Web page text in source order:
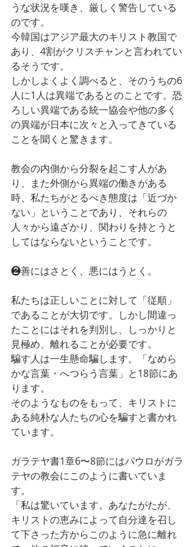
うな状況を嘆き、厳しく警告している
のです。
今韓国はアジア最大のキリスト教国で
あり、4割がクリスチャンと言われてい
るそうです。
しかしよくよく調べると、そのうちの6
人に1人は異端であるとのことです。恐
ろしい異端である統一協会や他の多く
の異端が日本に次々と入ってきている
ことを聞くと驚きます。
教会の内側から分裂を起こす人があ
り、また外側から異端の働きがある
時、私たちがとるべき態度は「近づか
ない」ということであり、それらの
人々から遠ざかり、関わりを持とうと
してはならないということです。
❷善にはさとく、悪にはうとく。
私たちは正しいことに対して「従順」
であることが大切です。しかし間違っ
たことにはそれを判別し、しっかりと
見極め、離れることが必要です。
騙す人は一生懸命騙します。「なめら
かな言葉・へつらう言葉」と18節にあ
ります。
そのようなものをもって、キリストに
ある純朴な人たちの心を騙すと書かれ
ています。
ガラテヤ書1章6〜8節にはパウロがガラ
テヤの教会にこのように書いていま
す。
「私は驚いています。あなたがたが、
キリストの恵みによって自分達を召し
て下さった方からこのように急に離れ